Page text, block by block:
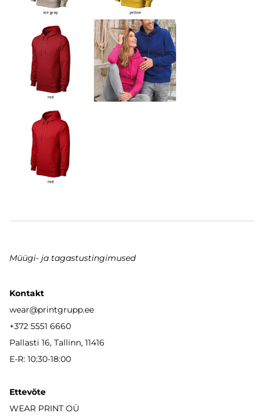
Müügi- ja tagastustingimused
Kontakt
wear@printgrupp.ee
+372 5551 6660
Pallasti 16, Tallinn, 11416
E-R: 10:30-18:00
Ettevõte
WEAR PRINT OÜ